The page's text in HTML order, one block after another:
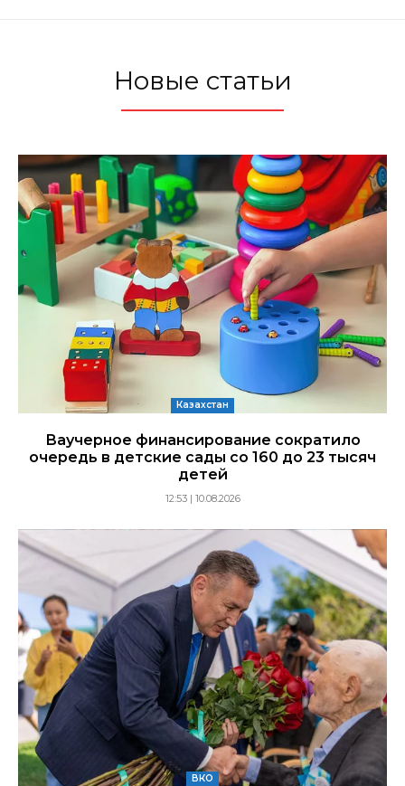
Новые статьи
Казахстан
Ваучерное финансирование сократило
очередь в детские сады со 160 до 23 тысяч
детей
12:53 | 10.08.2026
ВКО